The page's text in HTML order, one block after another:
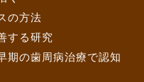
の方法
する研究
期の歯周病治療で認知